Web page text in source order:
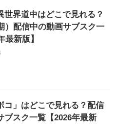
世界道中はどこで見れる？
）配信中の動画サブスク一
最新版】
コ」はどこで見れる？配信
ブスク一覧【2026年最新